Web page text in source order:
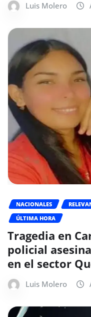
Luis Molero
NACIONALES
ÚLTIMA HORA
Tragedia en
policial
en el sector
Luis Molero